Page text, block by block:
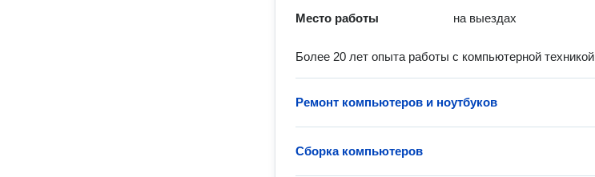
Место работы
на выездах
Более 20 лет опыта работы с компьютерной техникой
Ремонт компьютеров и ноутбуков
Сборка компьютеров